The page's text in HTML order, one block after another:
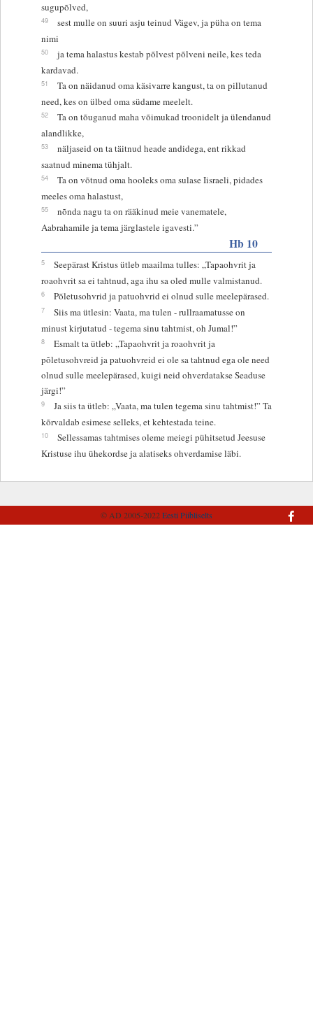
sugupõlved,
49
sest mulle on suuri asju teinud Vägev, ja püha on tema
nimi
50
ja tema halastus kestab põlvest põlveni neile, kes teda
kardavad.
51
Ta on näidanud oma käsivarre kangust, ta on pillutanud
need, kes on ülbed oma südame meelelt.
52
Ta on tõuganud maha võimukad troonidelt ja ülendanud
alandlikke,
53
näljaseid on ta täitnud heade andidega, ent rikkad
saatnud minema tühjalt.
54
Ta on võtnud oma hooleks oma sulase Iisraeli, pidades
meeles oma halastust,
55
nõnda nagu ta on rääkinud meie vanematele,
Aabrahamile ja tema järglastele igavesti.”
Hb 10
5
Seepärast Kristus ütleb maailma tulles: „Tapaohvrit ja
roaohvrit sa ei tahtnud, aga ihu sa oled mulle valmistanud.
6 Põletusohvrid ja patuohvrid ei olnud sulle meelepärased.
7
Siis ma ütlesin: Vaata, ma tulen - rullraamatusse on
minust kirjutatud - tegema sinu tahtmist, oh Jumal!”
8
Esmalt ta ütleb: „Tapaohvrit ja roaohvrit ja
põletusohvreid ja patuohvreid ei ole sa tahtnud ega ole need
olnud sulle meelepärased, kuigi neid ohverdatakse Seaduse
järgi!”
9
Ja siis ta ütleb: „Vaata, ma tulen tegema sinu tahtmist!” Ta
kõrvaldab esimese selleks, et kehtestada teine.
10
Sellessamas tahtmises oleme meiegi pühitsetud Jeesuse
Kristuse ihu ühekordse ja alatiseks ohverdamise läbi.
© AD 2005-2022Eesti Piibliselts